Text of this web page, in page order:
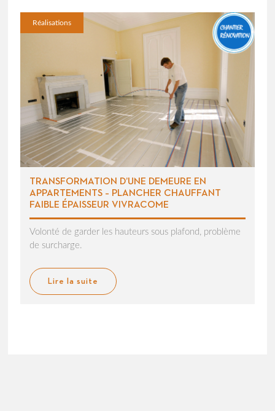
Réalisations
TRANSFORMATION D’UNE DEMEURE EN
APPARTEMENTS – PLANCHER CHAUFFANT
FAIBLE ÉPAISSEUR VIVRACOME
Volonté de garder les hauteurs sous plafond, problème
de surcharge.
Lire la suite